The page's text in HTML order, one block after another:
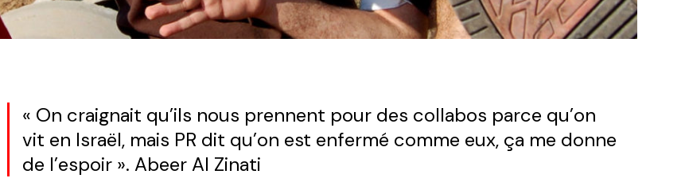
« On craignait qu’ils nous prennent pour des collabos parce qu’on
vit en Israël, mais PR dit qu’on est enfermé comme eux, ça me donne
de l’espoir ». Abeer Al Zinati